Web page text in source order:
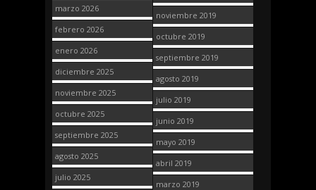
marzo 2026
febrero 2026
enero 2026
diciembre 2025
noviembre 2025
octubre 2025
septiembre 2025
agosto 2025
julio 2025
noviembre 2019
octubre 2019
septiembre 2019
agosto 2019
julio 2019
junio 2019
mayo 2019
abril 2019
marzo 2019